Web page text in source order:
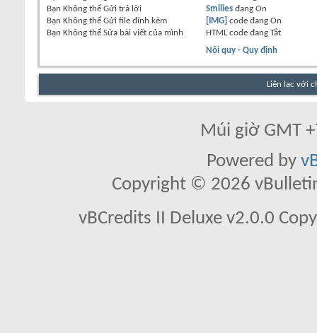
Bạn Không thể Gửi trả lời
Bạn Không thể Gửi file đính kèm
Bạn Không thể Sửa bài viết của mình
Smiliesđang On
[IMG] code đang On
HTML code đang Tắt
Nội quy - Quy định
Liên lạc với
Múi giờ GMT
Powered by
Copyright © 2026
vBCredits II Deluxe v2.0.0